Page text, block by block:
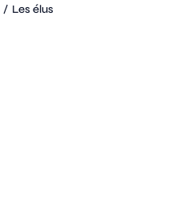
/ Les élus